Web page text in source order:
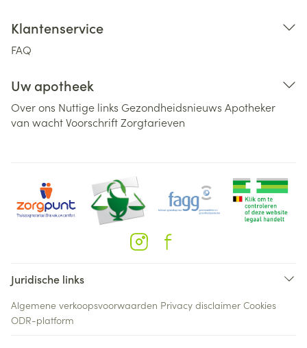
Klantenservice
FAQ
Uw apotheek
Over ons Nuttige links Gezondheidsnieuws Apotheker
van wachtVoorschriftZorgtarieven
Juridische links
Algemene verkoopsvoorwaarden Privacy disclaimer Cookies
ODR-platform